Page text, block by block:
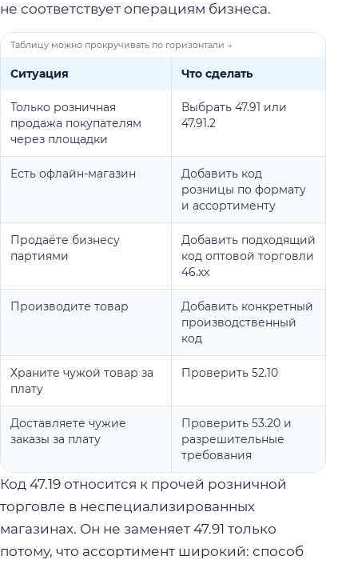
не соответствует операциям бизнеса.
Ситуация Что сделать
Только розничная
продажа покупателям
через площадки
Выбрать 47.91 или
47.91.2
Есть офлайн-магазин
Добавить код
розницы по формату
и ассортименту
Продаёте бизнесу
партиями
Добавить подходящий
код оптовой торговли
46.xx
Производите товар
Добавить конкретный
производственный
код
Храните чужой товар за
плату
Проверить 52.10
Доставляете чужие
заказы за плату
Проверить 53.20 и
разрешительные
требования
Код 47.19 относится к прочей розничной
торговле в неспециализированных
магазинах. Он не заменяет 47.91 только
потому, что ассортимент широкий: способ